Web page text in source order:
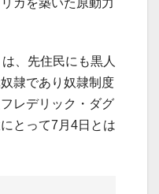
カを築いた原動力
、先住民にも黒人
隷であり奴隷制度
レデリック・ダグ
とって7月4日とは